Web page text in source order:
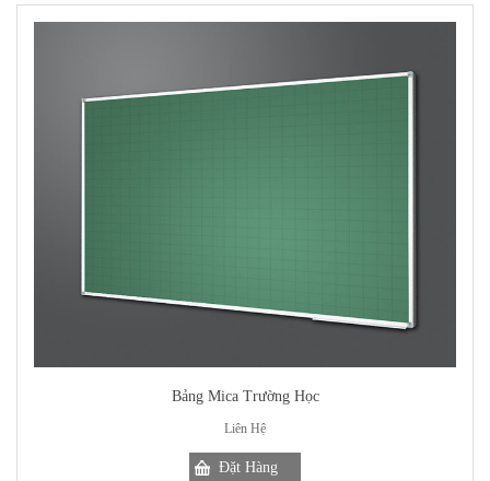
Bảng Mica Trường Học
Liên Hệ